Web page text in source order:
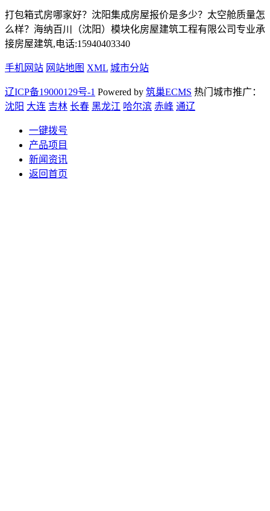
打包箱式房哪家好？沈阳集成房屋报价是多少？太空舱质量怎
么样？海纳百川（沈阳）模块化房屋建筑工程有限公司专业承
接房屋建筑,电话:15940403340
手机网站 网站地图 XML 城市分站
辽ICP备19000129号-1 Powered by 筑巢ECMS 热门城市推广：
沈阳 大连 吉林 长春 黑龙江 哈尔滨 赤峰 通辽
一键拨号
产品项目
新闻资讯
返回首页